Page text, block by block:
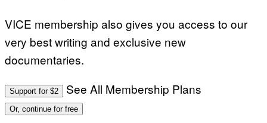
VICE membership also gives you access to our
very best writing and exclusive new
documentaries.
Support for $2 See All Membership Plans
Or, continue for free